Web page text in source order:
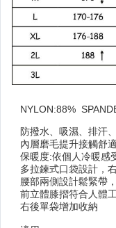
┌ Gun Top Grade 工
├ 工 具 鉗
├ 瑞 士 刀．折 疊 刀
└ NITE-IZE 創 意 配 件
┌ 登 山 杖
└ 美國 BD / 德國 LEKI